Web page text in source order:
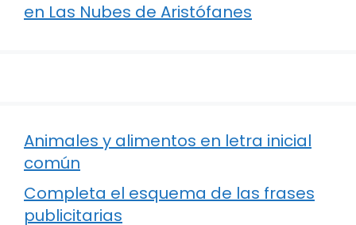
en Las Nubes de Aristófanes
Animales y alimentos en letra inicial
común
Completa el esquema de las frases
publicitarias